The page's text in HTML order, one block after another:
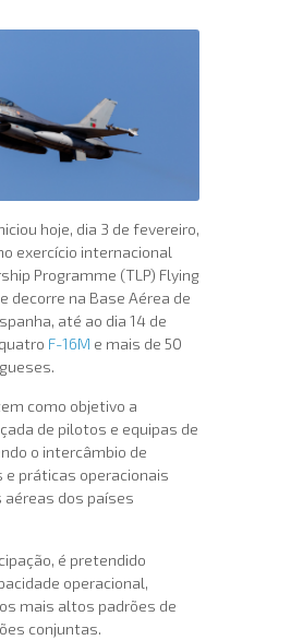
hoje, dia 3 de fevereiro,
exercício internacional
Programme (TLP) Flying
decorre na Base Aérea de
até ao dia 14 de
F-16M e mais de 50
como objetivo a
de pilotos e equipas de
o intercâmbio de
e práticas operacionais
dos países
é pretendido
operacional,
mais altos padrões de
conjuntas.